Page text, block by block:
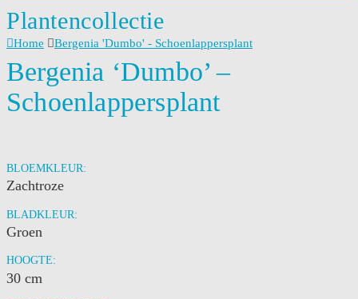
Plantencollectie
Home Bergenia 'Dumbo' - Schoenlappersplant
Bergenia ‘Dumbo’ –
Schoenlappersplant
BLOEMKLEUR:
Zachtroze
BLADKLEUR:
Groen
HOOGTE:
30 cm